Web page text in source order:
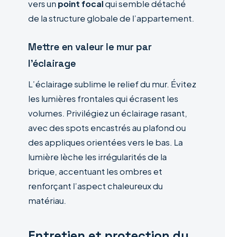
vers un point focalqui semble détaché
de la structure globale de l’appartement.
Mettre en valeur le mur par
l’éclairage
L’éclairage sublime le relief du mur. Évitez
les lumières frontales qui écrasent les
volumes. Privilégiez un éclairage rasant,
avec des spots encastrés au plafond ou
des appliques orientées vers le bas. La
lumière lèche les irrégularités de la
brique, accentuant les ombres et
renforçant l’aspect chaleureux du
matériau.